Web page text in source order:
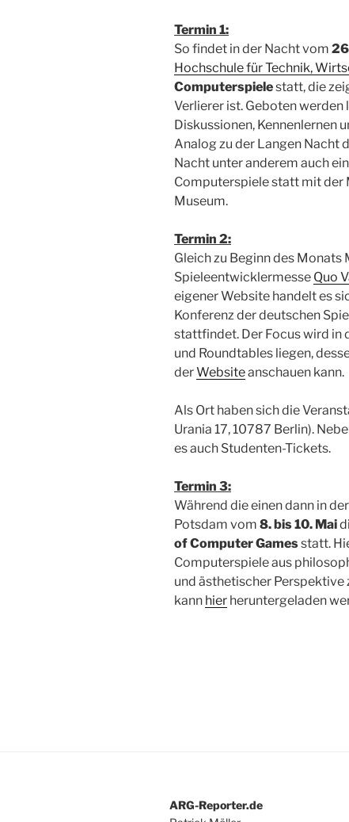
Termin 1:
So findet in der Nacht vom
Hochschule für Technik,
Computerspielestatt, die
Verlierer ist. Geboten
Diskussionen, Kennenlernen
Analog zu der Langen Nacht
Nacht unter anderem auch
Computerspiele statt mit der
Museum.
Termin 2:
Gleich zu Beginn des Monats
Spieleentwicklermesse Quo
eigener Website handelt es
Konferenz der deutschen
stattfindet. Der Focus wird in
und Roundtables liegen,
derWebsiteanschauen kann.
Als Ort haben sich die
Urania 17, 10787 Berlin).
es auch Studenten-Tickets.
Termin 3:
Während die einen dann in
Potsdam vom 8. bis 10. Mai
of Computer Gamesstatt.
Computerspiele aus
und ästhetischer Perspektive
kann hier heruntergeladen
ARG-Reporter.de